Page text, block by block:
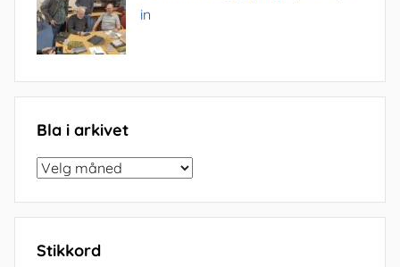
in
Bla i arkivet
Bla
arkivet
Stikkord